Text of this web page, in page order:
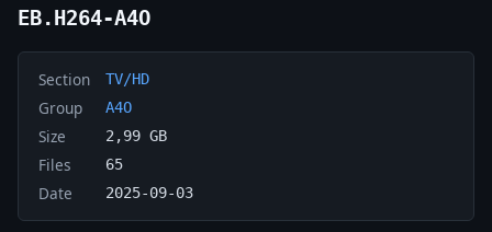
EB.H264-A4O
Section TV/HD
Group A4O
Size 2,99 GB
Files 65
Date 2025-09-03